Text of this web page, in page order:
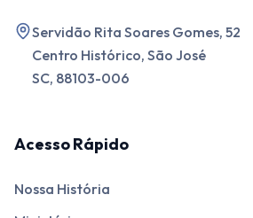
Servidão Rita Soares Gomes, 52
Centro Histórico, São José
SC, 88103-006
Acesso Rápido
Nossa História